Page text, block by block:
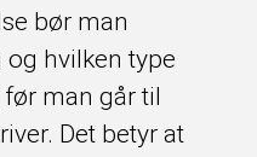
bør man
hvilken type
man går til
Det betyr at